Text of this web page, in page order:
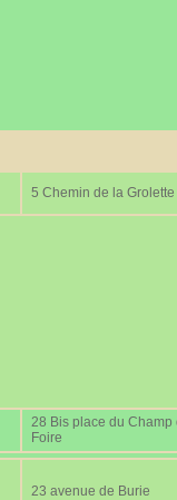
5 Chemin de la Grolette
28 Bis place du Champ
Foire
23 avenue de Burie